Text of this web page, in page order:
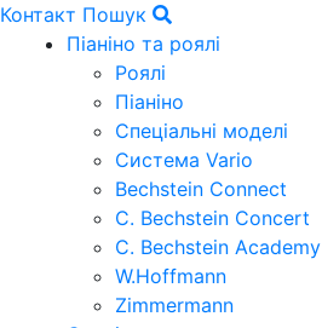
Контакт Пошук
Піаніно та роялі
Роялі
Піаніно
Спеціальні моделі
Система Vario
Bechstein Connect
C. Bechstein Concert
C. Bechstein Academy
W.Hoffmann
Zimmermann